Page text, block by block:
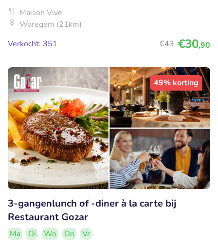
Maison Vive
Waregem (21km)
Verkocht: 351
€43 €30,90
49% korting
3-gangenlunch of -diner à la carte bij
Restaurant Gozar
Ma Di Wo Do
Vr